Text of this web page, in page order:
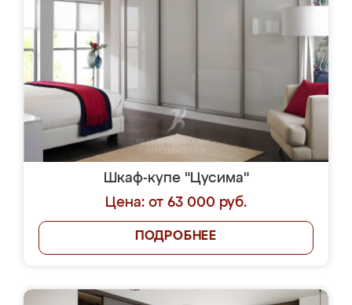
Шкаф-купе "Цусима"
Цена: от 63 000 руб.
ПОДРОБНЕЕ